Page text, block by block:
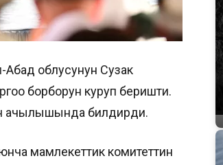
Абад облусунун Сузак
борборун куруп беришти.
ачылышында билдирди.
мамлекеттик комитеттин